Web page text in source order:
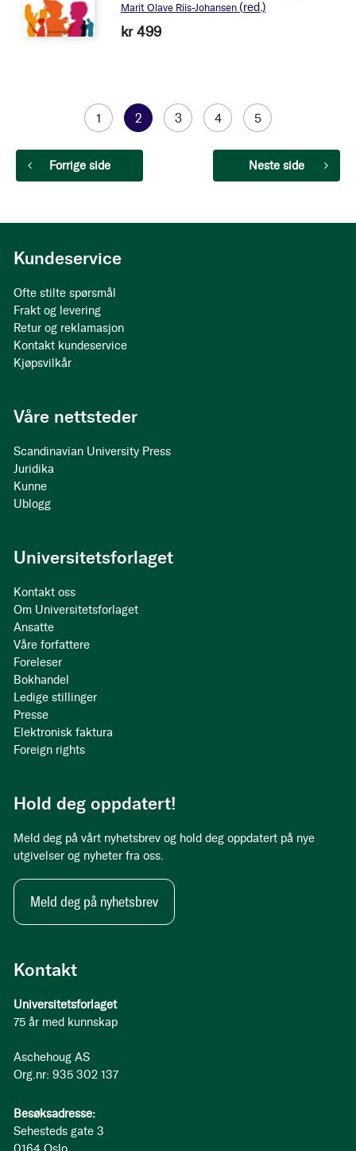
Marit Olave Riis-Johansen (red.)
kr 499
Side
Forrige side
Side
1
You're
currently
reading
2 Side
3 Side
4 Side
5
Side
Neste side
Kontakt
Universitetsforlaget
75 år med kunnskap
Aschehoug AS
Org.nr: 935 302 137
Besøksadresse:
Sehesteds gate 3
Kundeservice
Ofte stilte spørsmål
Frakt og levering
Retur og reklamasjon
Kontakt kundeservice
Kjøpsvilkår
Våre nettsteder
Scandinavian University Press
Juridika
Kunne
Ublogg
Universitetsforlaget
Kontakt oss
Om Universitetsforlaget
Ansatte
Våre forfattere
Foreleser
Bokhandel
Ledige stillinger
Presse
Elektronisk faktura
Foreign rights
Hold deg oppdatert!
Meld deg på vårt nyhetsbrev og hold deg oppdatert på nye
utgivelser og nyheter fra oss.
Meld deg på nyhetsbrev